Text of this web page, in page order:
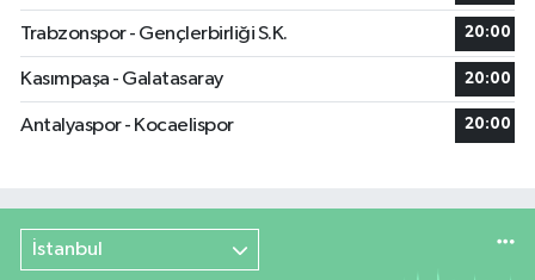
Trabzonspor - Gençlerbirliği S.K. 20:00
Kasımpaşa - Galatasaray 20:00
Antalyaspor - Kocaelispor 20:00
İstanbul